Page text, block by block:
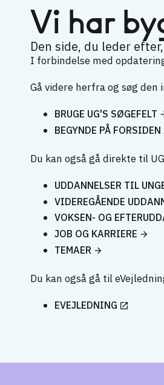
Vi har
Den side, du leder
I forbindelse med
Gå videre herfra og søg
BRUGE UG'S SØGEFELT
BEGYNDE PÅ FORSIDEN
Du kan også gå direkte til
UDDANNELSER TIL
VIDEREGÅENDE
VOKSEN- OG
JOB OG KARRIERE
TEMAER
Du kan også gå til
EVEJLEDNING